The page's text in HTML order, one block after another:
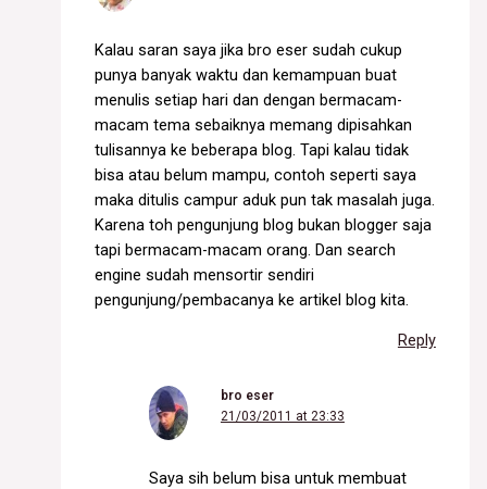
Kalau saran saya jika bro eser sudah cukup
punya banyak waktu dan kemampuan buat
menulis setiap hari dan dengan bermacam-
macam tema sebaiknya memang dipisahkan
tulisannya ke beberapa blog. Tapi kalau tidak
bisa atau belum mampu, contoh seperti saya
maka ditulis campur aduk pun tak masalah juga.
Karena toh pengunjung blog bukan blogger saja
tapi bermacam-macam orang. Dan search
engine sudah mensortir sendiri
pengunjung/pembacanya ke artikel blog kita.
Reply
bro eser
21/03/2011 at 23:33
Saya sih belum bisa untuk membuat